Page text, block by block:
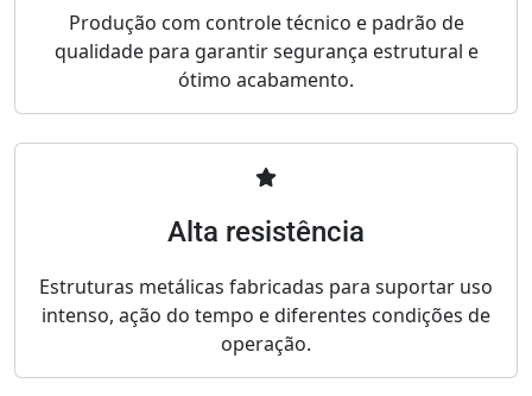
Produção com controle técnico e padrão de
qualidade para garantir segurança estrutural e
ótimo acabamento.
Alta resistência
Estruturas metálicas fabricadas para suportar uso
intenso, ação do tempo e diferentes condições de
operação.